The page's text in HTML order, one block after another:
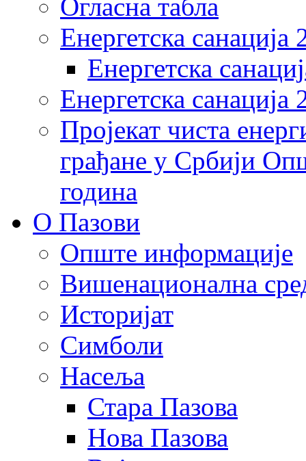
Огласна табла
Енергетска санација
Енергетска
Енергетска
Пројекат чиста
грађане у Србији
година
О Пазови
Опште информације
Вишенационална
Историјат
Симболи
Насеља
Стара Пазова
Нова Пазова